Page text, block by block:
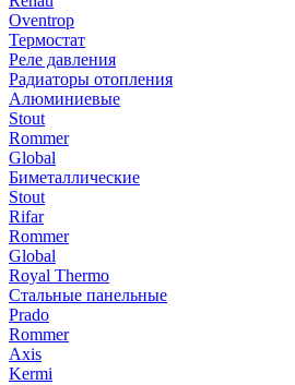
Oventrop
Термостат
Реле давления
Радиаторы отопления
Алюминиевые
Stout
Rommer
Global
Биметаллические
Stout
Rifar
Rommer
Global
Royal Thermo
Стальные панельные
Prado
Rommer
Axis
Kermi